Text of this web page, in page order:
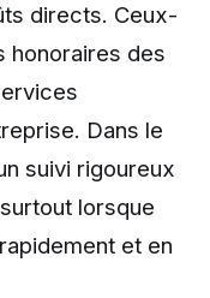
directs. Ceux-
honoraires des
Dans le
suivi rigoureux
lorsque
et en